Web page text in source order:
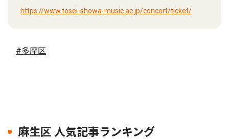
https://www.tosei-showa-music.ac.jp/concert/ticket/
#多摩区
麻生区 人気記事ランキング